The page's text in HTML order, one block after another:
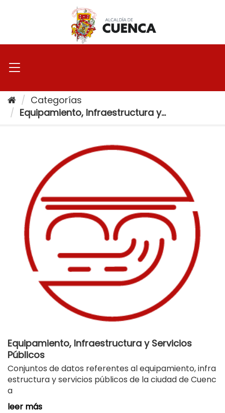
Categorías
Equipamiento, Infraestructura y...
Equipamiento, Infraestructura y Servicios
Públicos
Conjuntos de datos referentes al equipamiento, infra
estructura y servicios públicos de la ciudad de Cuenc
a
leer más